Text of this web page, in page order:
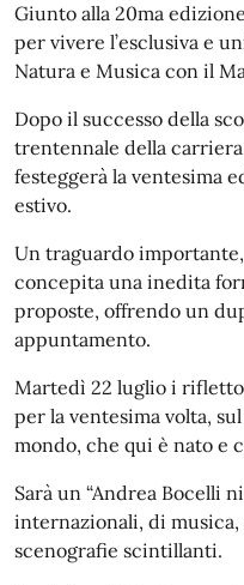
Giunto alla 20ma
per vivere l’esclusiva e
Natura e Musica con il
Dopo il successo della
trentennale della
festeggerà la ventesima
estivo.
Un traguardo
concepita una inedita
proposte, offrendo un
appuntamento.
Martedì 22 luglio i
per la ventesima volta,
mondo, che qui è nato e
Sarà un “Andrea Bocelli
internazionali, di musica,
scenografie scintillanti.